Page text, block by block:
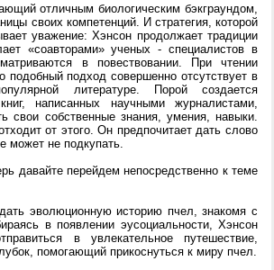
отличным биологическим бэкграундом,
своих компетенций. И стратегия, которой
уважение: Хэнсон продолжает традиции
«соавторами» ученых - специалистов в
в повествовании. При чтении
подобный подход совершенно отсутствует в
литературе. Порой создается
написанных научными журналистами,
свои собственные знания, умения, навыки.
от этого. Он предпочитает дать слово
может не подкупать.
давайте перейдем непосредственно к теме
эволюционную историю пчел, знакомя с
в появлении эусоциальности, Хэнсон
в увлекательное путешествие,
помогающий прикоснуться к миру пчел.